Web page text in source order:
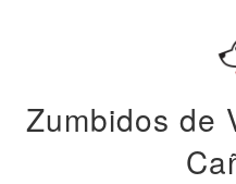
Zumbidos de